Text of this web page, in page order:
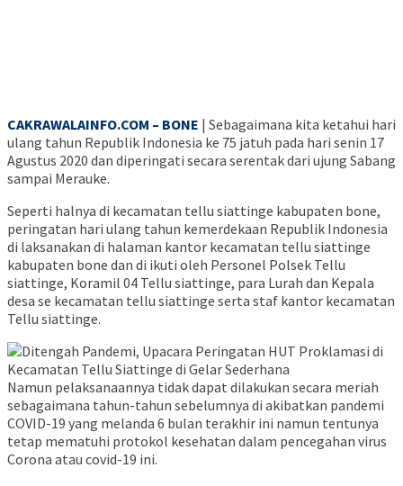
CAKRAWALAINFO.COM – BONE | Sebagaimana kita ketahui hari
ulang tahun Republik Indonesia ke 75 jatuh pada hari senin 17
Agustus 2020 dan diperingati secara serentak dari ujung Sabang
sampai Merauke.
Seperti halnya di kecamatan tellu siattinge kabupaten bone,
peringatan hari ulang tahun kemerdekaan Republik Indonesia
di laksanakan di halaman kantor kecamatan tellu siattinge
kabupaten bone dan di ikuti oleh Personel Polsek Tellu
siattinge, Koramil 04 Tellu siattinge, para Lurah dan Kepala
desa se kecamatan tellu siattinge serta staf kantor kecamatan
Tellu siattinge.
Namun pelaksanaannya tidak dapat dilakukan secara meriah
sebagaimana tahun-tahun sebelumnya di akibatkan pandemi
COVID-19 yang melanda 6 bulan terakhir ini namun tentunya
tetap mematuhi protokol kesehatan dalam pencegahan virus
Corona atau covid-19 ini.